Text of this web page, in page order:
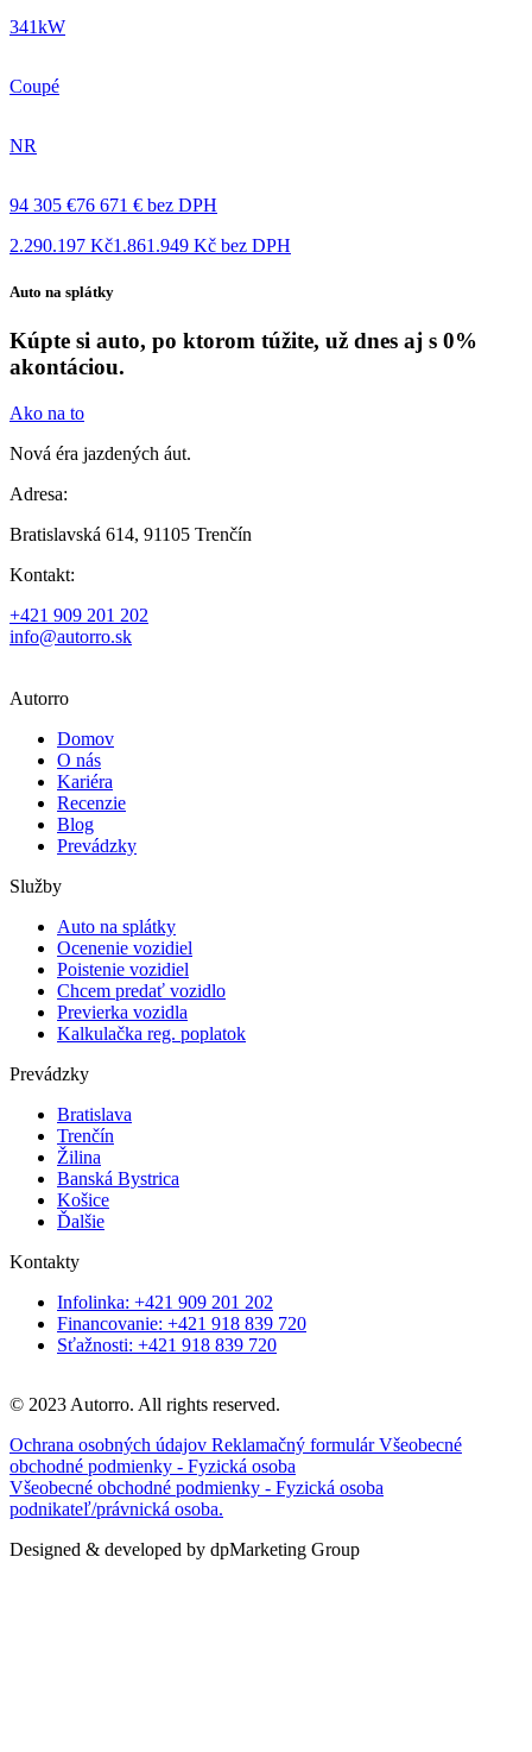
341kW
Coupé
NR
94 305 €76 671 € bez DPH
2.290.197 Kč1.861.949 Kč bez DPH
Auto na splátky
Kúpte si auto, po ktorom túžite, už dnes aj s 0%
akontáciou.
Ako na to
Nová éra jazdených áut.
Adresa:
Bratislavská 614, 91105 Trenčín
Kontakt:
+421 909 201 202
info@autorro.sk
Autorro
Domov
O nás
Kariéra
Recenzie
Blog
Prevádzky
Služby
Auto na splátky
Ocenenie vozidiel
Poistenie vozidiel
Chcem predať vozidlo
Previerka vozidla
Kalkulačka reg. poplatok
Prevádzky
Bratislava
Trenčín
Žilina
Banská Bystrica
Košice
Ďalšie
Kontakty
Infolinka: +421 909 201 202
Financovanie: +421 918 839 720
Sťažnosti: +421 918 839 720
© 2023 Autorro. All rights reserved.
Ochrana osobných údajov Reklamačný formulárVšeobecné
obchodné podmienky - Fyzická osoba
Všeobecné obchodné podmienky - Fyzická osoba
podnikateľ/právnická osoba.
Designed & developed by dpMarketing Group